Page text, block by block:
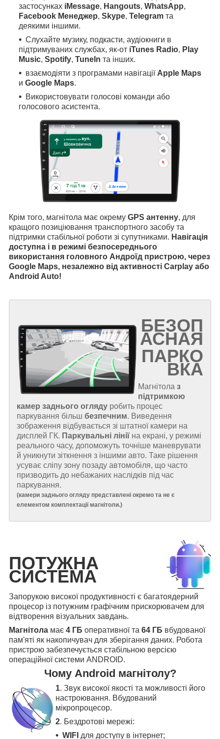
застосунках iMessage, Hangouts, WhatsApp,
Facebook Менеджер, Skype, Telegram та
деякими іншими.
Слухайте музику, подкасти, аудіокниги в
підтримуваних службах, як-от iTunes Radio, Play
Music, Spotify, TuneIn та інших.
взаємодіяти з програмами навігації Apple Maps
и Google Maps.
Використовувати голосові команди або
голосового асистента.
Крім того, магнітола має окрему GPS антенну, для
кращого позиціювання транспортного засобу та
підтримки стабільної роботи зі супутниками. Навігація
доступна і в режимі безпосереднього
використання головного Андроїд пристрою, через
Google Maps, незалежно від активності Carplay або
Android Auto!
БЕЗОП
АСНАЯ
ПАРКО
ВКА
Магнітола з
підтримкою
камер заднього огляду робить процес
паркування більш безпечним. Виведення
зображення відбувається зі штатної камери на
дисплей ГК. Паркувальні лінії на екрані, у режимі
реального часу, допоможуть точніше маневрувати
й уникнути зіткнення з іншими авто. Таке рішення
усуває сліпу зону позаду автомобіля, що часто
призводить до небажаних наслідків під час
паркування.
(камери заднього огляду представлені окремо та не є
елементом комплектації магнітоли.)
ПОТУЖНА
СИСТЕМА
Запорукою високої продуктивності є багатоядерний
процесор із потужним графічним прискорювачем для
відтворення візуальних завдань.
Магнітола має 4 ГБ оперативної та 64 ГБ вбудованої
пам'яті як накопичувач для зберігання даних. Робота
пристрою забезпечується стабільною версією
операційної системи ANDROID.
Чому Android магнітолу?
1. Звук високої якості та можливості його
настроювання. Вбудований
мікропроцесор.
2. Бездротові мережі:
WIFI для доступу в інтернет;